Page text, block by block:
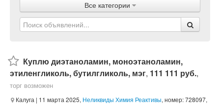
Магазины
Услуги
Все категории
Куплю диэтаноламин, моноэтаноламин,
этиленгликоль, бутилгликоль, мэг, 111 111 руб.,
торг возможен
Калуга | 11 марта 2025, Неликвиды Химия Реактивы, номер: 728097,